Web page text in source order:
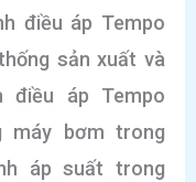
điều áp Tempo
sản xuất và
điều áp Tempo
máy bơm trong
áp suất trong